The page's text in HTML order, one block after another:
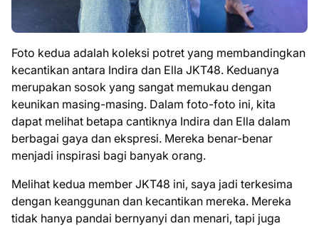
Foto kedua adalah koleksi potret yang membandingkan
kecantikan antara Indira dan Ella JKT48. Keduanya
merupakan sosok yang sangat memukau dengan
keunikan masing-masing. Dalam foto-foto ini, kita
dapat melihat betapa cantiknya Indira dan Ella dalam
berbagai gaya dan ekspresi. Mereka benar-benar
menjadi inspirasi bagi banyak orang.
Melihat kedua member JKT48 ini, saya jadi terkesima
dengan keanggunan dan kecantikan mereka. Mereka
tidak hanya pandai bernyanyi dan menari, tapi juga